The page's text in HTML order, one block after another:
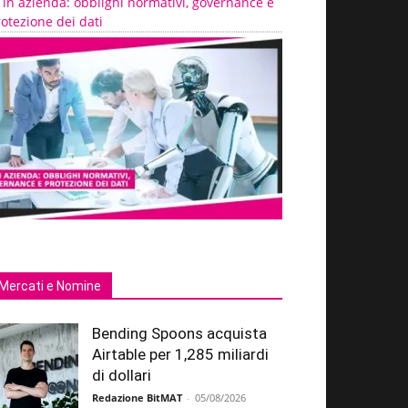
dei dati
e Nomine
Bending Spoons acquista
Airtable per 1,285 miliardi
di dollari
Redazione BitMAT - 05/08/2026